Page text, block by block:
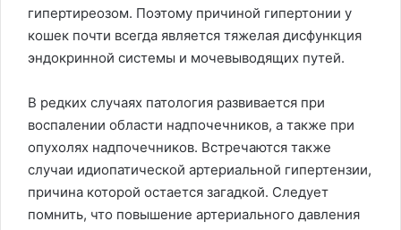
гипертиреозом. Поэтому причиной гипертонии у
кошек почти всегда является тяжелая дисфункция
эндокринной системы и мочевыводящих путей.
В редких случаях патология развивается при
воспалении области надпочечников, а также при
опухолях надпочечников. Встречаются также
случаи идиопатической артериальной гипертензии,
причина которой остается загадкой. Следует
помнить, что повышение артериального давления